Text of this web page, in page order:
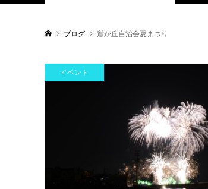
ブログ 鴬が丘自治会夏まつり
イベント